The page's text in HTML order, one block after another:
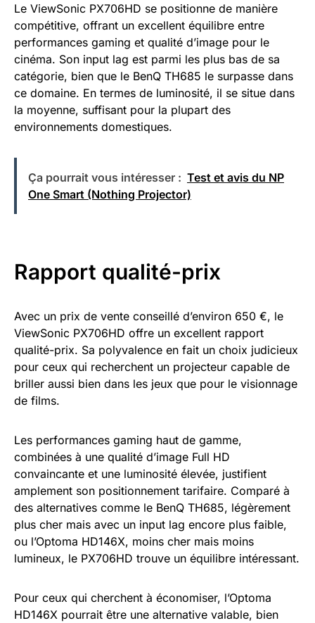
Le ViewSonic PX706HD se positionne de manière
compétitive, offrant un excellent équilibre entre
performances gaming et qualité d’image pour le
cinéma. Son input lag est parmi les plus bas de sa
catégorie, bien que le BenQ TH685 le surpasse dans
ce domaine. En termes de luminosité, il se situe dans
la moyenne, suffisant pour la plupart des
environnements domestiques.
Ça pourrait vous intéresser : Test et avis du NP
One Smart (Nothing Projector)
Rapport qualité-prix
Avec un prix de vente conseillé d’environ 650 €, le
ViewSonic PX706HD offre un excellent rapport
qualité-prix. Sa polyvalence en fait un choix judicieux
pour ceux qui recherchent un projecteur capable de
briller aussi bien dans les jeux que pour le visionnage
de films.
Les performances gaming haut de gamme,
combinées à une qualité d’image Full HD
convaincante et une luminosité élevée, justifient
amplement son positionnement tarifaire. Comparé à
des alternatives comme le BenQ TH685, légèrement
plus cher mais avec un input lag encore plus faible,
ou l’Optoma HD146X, moins cher mais moins
lumineux, le PX706HD trouve un équilibre intéressant.
Pour ceux qui cherchent à économiser, l’Optoma
HD146X pourrait être une alternative valable, bien